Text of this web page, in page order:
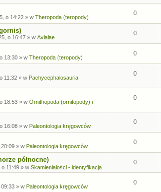
o 14:22 » w Theropoda (teropody)
0
o 16:47 » w Avialae
0
13:30 » w Theropoda (teropody)
0
11:32 » w Pachycephalosauria
0
18:53 » w Ornithopoda (ornitopody) i
0
16:08 » w Paleontologia kręgowców
0
» w Paleontologia kręgowców
0
północne)
11:49 » w Skamieniałości - identyfikacja
0
» w Paleontologia kręgowców
0